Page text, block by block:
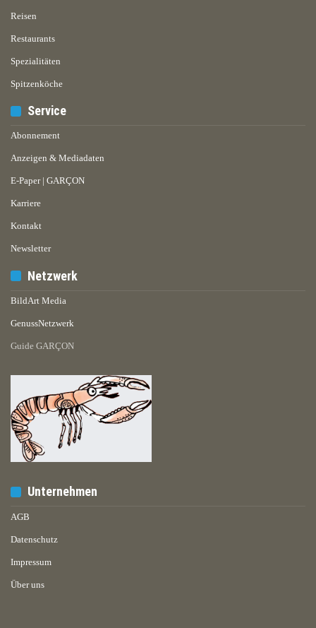
Reisen
Restaurants
Spezialitäten
Spitzenköche
Service
Abonnement
Anzeigen & Mediadaten
E-Paper | GARÇON
Karriere
Kontakt
Newsletter
Netzwerk
BildArt Media
GenussNetzwerk
Guide GARÇON
Unternehmen
AGB
Datenschutz
Impressum
Über uns